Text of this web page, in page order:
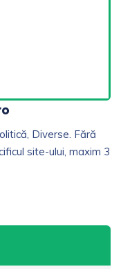
Diverse. Fără
site-ului, maxim 3